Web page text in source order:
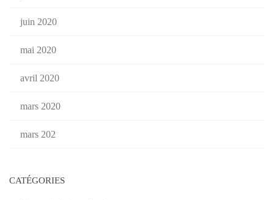
juin 2020
mai 2020
avril 2020
mars 2020
mars 202
CATÉGORIES